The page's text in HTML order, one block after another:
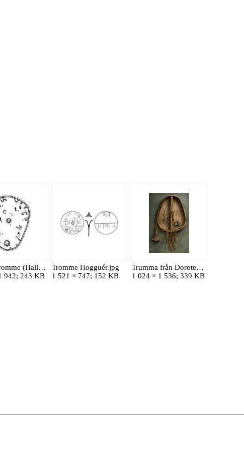
Samisk tromme (Hallström).jpg
942; 243 KB
Tromme Hogguér.jpg
1 521 × 747; 152 KB
Trumma från Dorotea.jpg
1 024 × 1 536; 339 KB